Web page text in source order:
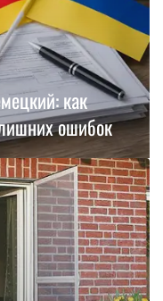
как
ошибок